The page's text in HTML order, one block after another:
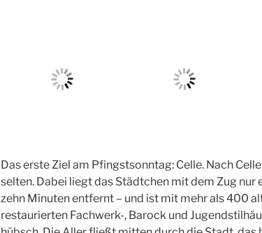
Das erste Ziel am Pfingstsonntag: Celle. Nach
selten. Dabei liegt das Städtchen mit dem Zug nur
zehn Minuten entfernt – und ist mit mehr als 400
restaurierten Fachwerk-, Barock und